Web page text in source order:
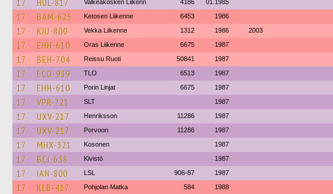
17 HUL-817 Valkeakosken Liikenn 4186 01.1985
17 BAM-625 Ketosen Liikenne 6453 1986
17 KIU-800 Vekka Liikenne 1312 1986 2003
17 EHH-610 Oras Liikenne 6675 1987
17 BEH-704 Reissu Ruoti 50841 1987
17 ECO-939 TLO 6513 1987
17 EHH-610 Porin Linjat 6675 1987
17 VPR-721 SLT 1987
17 UXV-217 Henriksson 11286 1987
17 UXV-217 Porvoon 11286 1987
17 MHX-321 Kosonen 1987
17 BCJ-638 Kivistö 1987
17 IAN-800 LSL 906-87 1987
17 KLB-417 Pohjolan Matka 584 1988